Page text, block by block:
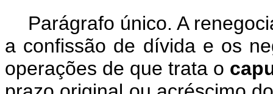
Parágrafo único. A
a confissão de dívida e os
operações de que trata o